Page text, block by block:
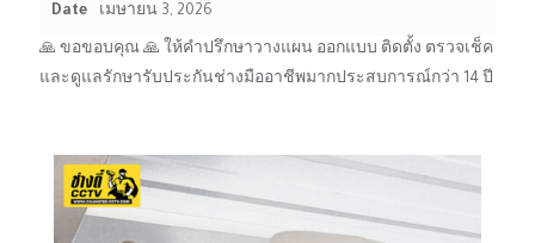
Date เมษายน 3, 2026
🙏 ขอขอบคุณ 🙏 ให้คำปรึกษาวางแผน ออกแบบ ติดตั้ง ตรวจเช็ค
และดูแลรักษารับประกันช่างมืออาชีพมากประสบการณ์กว่า 14 ปี